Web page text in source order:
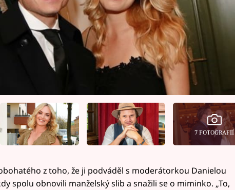
7 FOTOGRAFIÍ
z toho, že ji podváděl s moderátorkou Danielou
spolu obnovili manželský slib a snažili se o miminko. „To,